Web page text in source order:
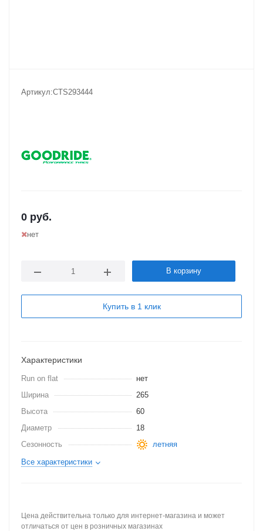
Артикул:CTS293444
0 руб.
нет
В корзину
Купить в 1 клик
Характеристики
Run on flat
нет
Ширина
265
Высота
60
Диаметр
18
Сезонность
летняя
Все характеристики
Цена действительна только для интернет-магазина и может
отличаться от цен в розничных магазинах